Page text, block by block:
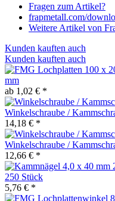
Fragen zum Artikel?
frapmetall.com/
Weitere Artikel von
Kunden kauften auch
Kunden kauften auch
mm
ab 1,02 € *
Winkelschraube /
14,18 € *
Winkelschraube /
12,66 € *
250 Stück
5,76 € *